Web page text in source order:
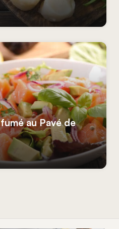
au Pavé de